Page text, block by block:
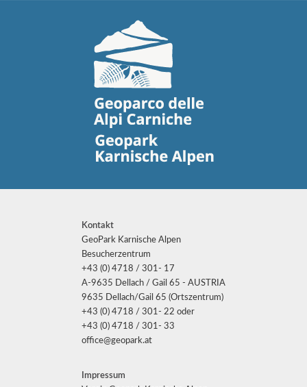
Kontakt
GeoPark Karnische Alpen
Besucherzentrum
+43 (0) 4718 / 301- 17
A-9635 Dellach / Gail 65 - AUSTRIA
9635 Dellach/Gail 65 (Ortszentrum)
+43 (0) 4718 / 301- 22 oder
+43 (0) 4718 / 301- 33
office@geopark.at
Impressum